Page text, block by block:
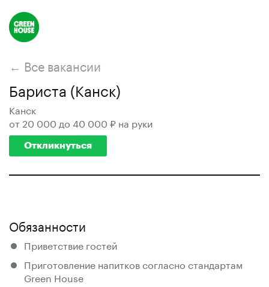
← Все вакансии
Бариста (Канск)
Канск
от 20 000 до 40 000 ₽ на руки
Откликнуться
Обязанности
Приветствие гостей
Приготовление напитков согласно стандартам
Green House